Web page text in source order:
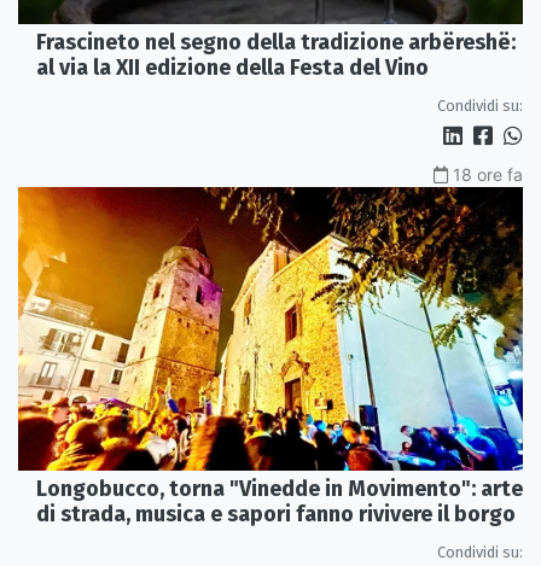
Frascineto nel segno della tradizione arbëreshë:
al via la XII edizione della Festa del Vino
Condividi su:
18 ore fa
Longobucco, torna "Vinedde in Movimento": arte
di strada, musica e sapori fanno rivivere il borgo
Condividi su: